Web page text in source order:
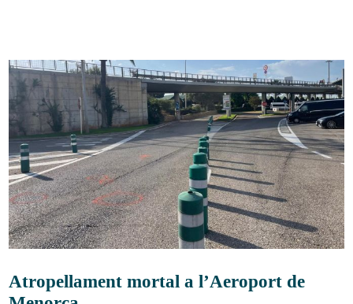
Atropellament mortal a l’Aeroport de